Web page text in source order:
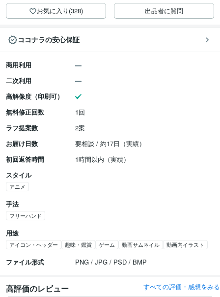
お気に入り(328) 出品者に質問
ココナラの安心保証
商用利用
二次利用
高解像度（印刷可）
無料修正回数
1回
ラフ提案数
2案
お届け日数
要相談 / 約17日（実績）
初回返答時間
1時間以内（実績）
スタイル
アニメ
手法
フリーハンド
用途
アイコン・ヘッダー 趣味・鑑賞 ゲーム 動画サムネイル 動画内イラスト
ファイル形式 PNG / JPG / PSD / BMP
高評価のレビュー すべての評価・感想をみる